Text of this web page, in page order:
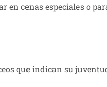
en cenas especiales o
que indican su